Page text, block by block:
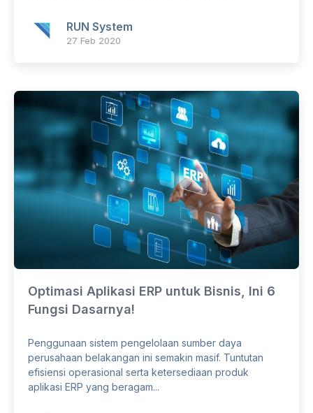
RUN System
27 Feb 2020
Optimasi Aplikasi ERP untuk Bisnis, Ini 6
Fungsi Dasarnya!
Penggunaan sistem pengelolaan sumber daya
perusahaan belakangan ini semakin masif. Tuntutan
efisiensi operasional serta ketersediaan produk
aplikasi ERP yang beragam...